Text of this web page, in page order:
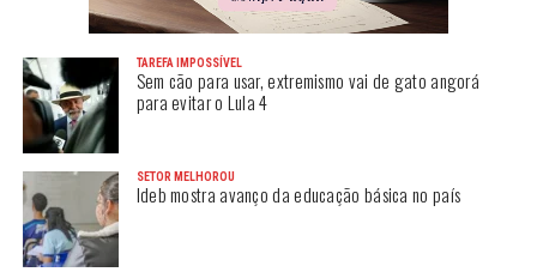
TAREFA IMPOSSÍVEL
Sem cão para usar, extremismo vai de gato angorá
para evitar o Lula 4
SETOR MELHOROU
Ideb mostra avanço da educação básica no país